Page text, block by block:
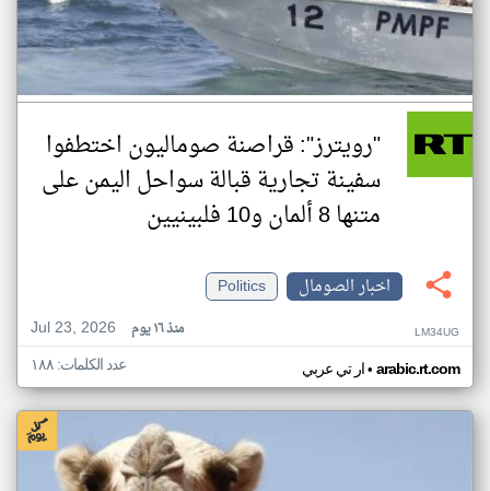
"رويترز": قراصنة صوماليون اختطفوا
سفينة تجارية قبالة سواحل اليمن على
متنها 8 ألمان و10 فلبينيين
اخبار الصومال
Politics
Jul 23, 2026
منذ ١٦ يوم LM34UG
ار تي عربي• arabic.rt.com عدد الكلمات: ١٨٨